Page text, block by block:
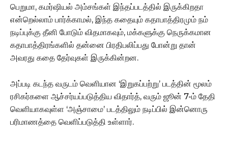
பெறுமா, கமர்ஷியல் அம்சங்கள் இந்தப்படத்தில் இருக்கிறதா
என்றெல்லாம் பார்க்காமல், இந்த கதையும் கதாபாத்திரமும் நம்
நடிப்புக்கு தீனி போடும் விதமாகவும், மக்களுக்கு நெருக்கமான
கதாபாத்திரங்களில் தன்னை பிரதிபலிப்பது போன்று தான்
அவரது கதை தேர்வுகள் இருக்கின்றன.
அப்படி கடந்த வருடம் வெளியான ‘இறுகப்பற்று’ படத்தின் மூலம்
ரசிகர்களை ஆச்சர்யப்படுத்திய விதார்த், வரும் ஜூன் 7-ம் தேதி
வெளியாகவுள்ள ‘அஞ்சாமை’ படத்திலும் நடிப்பில் இன்னொரு
பரிமாணத்தை வெளிப்படுத்தி உள்ளார்.